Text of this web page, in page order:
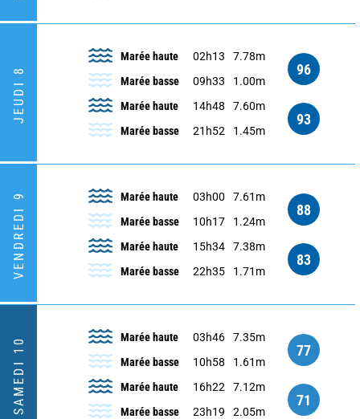
JEUDI 8
Marée haute 02h13
7.78m
Marée basse
09h33 1.00m
96
Marée haute 14h48
7.60m
Marée basse
21h52 1.45m
93
VENDREDI 9 Marée haute 03h00
7.61m
Marée basse
10h17 1.24m
88
Marée haute 15h34
7.38m
Marée basse
22h35 1.71m
83
SAMEDI 10 Marée haute 03h46
7.35m
Marée basse
10h58 1.61m
77
Marée haute 16h22
7.12m
Marée basse
23h19 2.05m
71